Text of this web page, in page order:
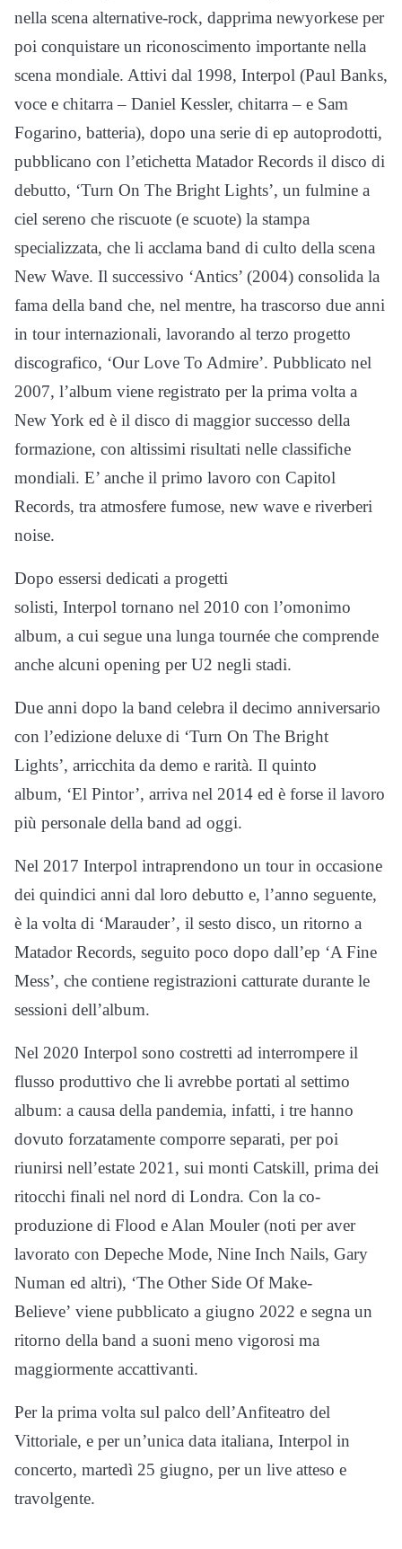
nella scena alternative-rock, dapprima newyorkese per
poi conquistare un riconoscimento importante nella
scena mondiale. Attivi dal 1998, Interpol (Paul Banks,
voce e chitarra – Daniel Kessler, chitarra – e Sam
Fogarino, batteria), dopo una serie di ep autoprodotti,
pubblicano con l’etichetta Matador Records il disco di
debutto, ‘Turn On The Bright Lights’, un fulmine a
ciel sereno che riscuote (e scuote) la stampa
specializzata, che li acclama band di culto della scena
New Wave. Il successivo ‘Antics’ (2004) consolida la
fama della band che, nel mentre, ha trascorso due anni
in tour internazionali, lavorando al terzo progetto
discografico, ‘Our Love To Admire’. Pubblicato nel
2007, l’album viene registrato per la prima volta a
New York ed è il disco di maggior successo della
formazione, con altissimi risultati nelle classifiche
mondiali. E’ anche il primo lavoro con Capitol
Records, tra atmosfere fumose, new wave e riverberi
noise.
Dopo essersi dedicati a progetti
solisti, Interpol tornano nel 2010 con l’omonimo
album, a cui segue una lunga tournée che comprende
anche alcuni opening per U2 negli stadi.
Due anni dopo la band celebra il decimo anniversario
con l’edizione deluxe di ‘Turn On The Bright
Lights’, arricchita da demo e rarità. Il quinto
album, ‘El Pintor’, arriva nel 2014 ed è forse il lavoro
più personale della band ad oggi.
Nel 2017 Interpol intraprendono un tour in occasione
dei quindici anni dal loro debutto e, l’anno seguente,
è la volta di ‘Marauder’, il sesto disco, un ritorno a
Matador Records, seguito poco dopo dall’ep ‘A Fine
Mess’, che contiene registrazioni catturate durante le
sessioni dell’album.
Nel 2020 Interpol sono costretti ad interrompere il
flusso produttivo che li avrebbe portati al settimo
album: a causa della pandemia, infatti, i tre hanno
dovuto forzatamente comporre separati, per poi
riunirsi nell’estate 2021, sui monti Catskill, prima dei
ritocchi finali nel nord di Londra. Con la co-
produzione di Flood e Alan Mouler (noti per aver
lavorato con Depeche Mode, Nine Inch Nails, Gary
Numan ed altri), ‘The Other Side Of Make-
Believe’ viene pubblicato a giugno 2022 e segna un
ritorno della band a suoni meno vigorosi ma
maggiormente accattivanti.
Per la prima volta sul palco dell’Anfiteatro del
Vittoriale, e per un’unica data italiana, Interpol in
concerto, martedì 25 giugno, per un live atteso e
travolgente.